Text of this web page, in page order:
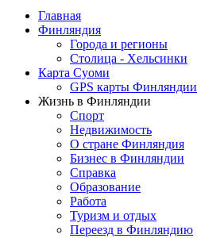
Главная
Финляндия
Города и регионы
Столица - Хельсинки
Карта Суоми
GPS карты Финляндии
Жизнь в Финляндии
Спорт
Недвижимость
О стране Финляндия
Бизнес в Финляндии
Справка
Образование
Работа
Туризм и отдых
Переезд в Финляндию